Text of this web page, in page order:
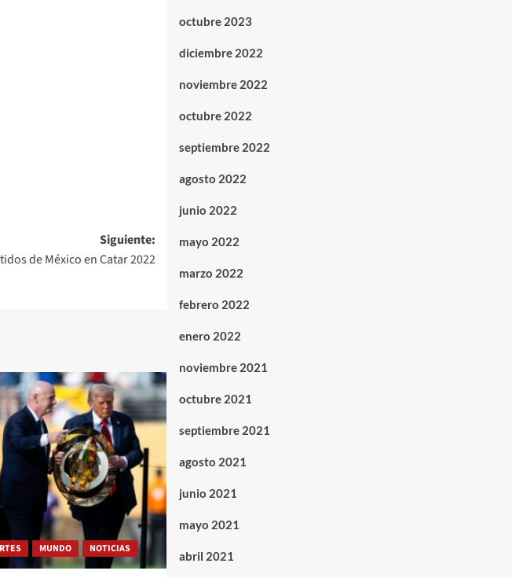
Siguiente:
de México en Catar 2022
MUNDO NOTICIAS
octubre 2023
diciembre 2022
noviembre 2022
octubre 2022
septiembre 2022
agosto 2022
junio 2022
mayo 2022
marzo 2022
febrero 2022
enero 2022
noviembre 2021
octubre 2021
septiembre 2021
agosto 2021
junio 2021
mayo 2021
abril 2021